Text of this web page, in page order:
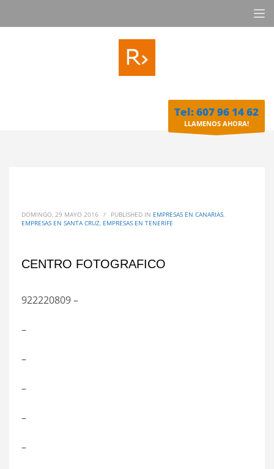
Tel: 607 96 14 62
LLAMENOS AHORA!
DOMINGO, 29 MAYO 2016 / PUBLISHED IN EMPRESAS EN CANARIAS,
EMPRESAS EN SANTA CRUZ, EMPRESAS EN TENERIFE
CENTRO FOTOGRAFICO
922220809 –
–
–
–
–
–